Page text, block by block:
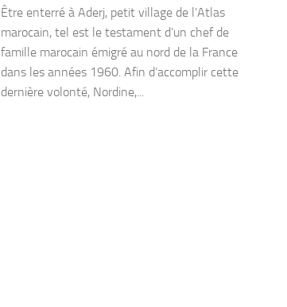
Être enterré à Aderj, petit village de l’Atlas
marocain, tel est le testament d’un chef de
famille marocain émigré au nord de la France
dans les années 1960. Afin d’accomplir cette
dernière volonté, Nordine,...